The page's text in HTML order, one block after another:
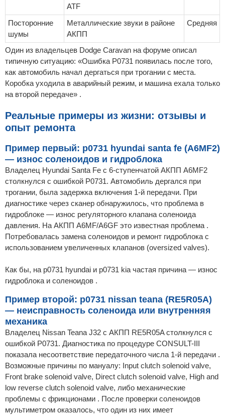
ATF
Посторонние
шумы
Металлические звуки в районе
АКПП
Средняя
Один из владельцев Dodge Caravan на форуме описал
типичную ситуацию: «Ошибка P0731 появилась после того,
как автомобиль начал дергаться при трогании с места.
Коробка уходила в аварийный режим, и машина ехала только
на второй передаче» .
Реальные примеры из жизни: отзывы и
опыт ремонта
Пример первый: p0731 hyundai santa fe (A6MF2)
— износ соленоидов и гидроблока
Владелец Hyundai Santa Fe с 6-ступенчатой АКПП A6MF2
столкнулся с ошибкой P0731. Автомобиль дергался при
трогании, была задержка включения 1-й передачи. При
диагностике через сканер обнаружилось, что проблема в
гидроблоке — износ регуляторного клапана соленоида
давления. На АКПП A6MF/A6GF это известная проблема .
Потребовалась замена соленоидов и ремонт гидроблока с
использованием увеличенных клапанов (oversized valves).
Как бы, на p0731 hyundai и p0731 kia частая причина — износ
гидроблока и соленоидов .
Пример второй: p0731 nissan teana (RE5R05A)
— неисправность соленоида или внутренняя
механика
Владелец Nissan Teana J32 с АКПП RE5R05A столкнулся с
ошибкой P0731. Диагностика по процедуре CONSULT-III
показала несоответствие передаточного числа 1-й передачи .
Возможные причины по мануалу: Input clutch solenoid valve,
Front brake solenoid valve, Direct clutch solenoid valve, High and
low reverse clutch solenoid valve, либо механические
проблемы с фрикционами . После проверки соленоидов
мультиметром оказалось, что один из них имеет